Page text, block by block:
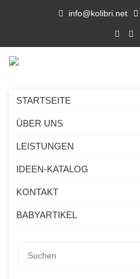
info@kolibri.net
STARTSEITE
ÜBER UNS
LEISTUNGEN
IDEEN-KATALOG
KONTAKT
BABYARTIKEL